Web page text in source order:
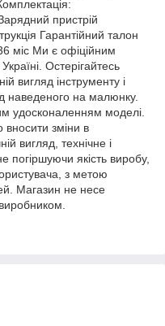
пристрій
Гарантійний талон
міс Ми є офіційним
Остерігайтесь
вигляд інструменту і
наведеного на малюнку.
удосконаленням моделі.
зміни в
вигляд, технічне і
погіршуючи якість виробу,
з метою
Магазин не несе